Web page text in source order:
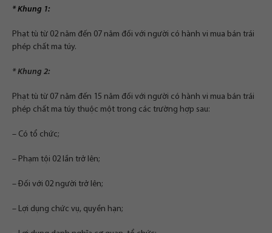
* Khung 1:
Phạt tù từ 02 năm đến 07 năm đối với người có hành vi mua bán trái
phép chất ma túy.
* Khung 2:
Phạt tù từ 07 năm đến 15 năm đối với người có hành vi mua bán trái
phép chất ma túy thuộc một trong các trường hợp sau:
– Có tổ chức;
– Phạm tội 02 lần trở lên;
– Đối với 02 người trở lên;
– Lợi dụng chức vụ, quyền hạn;